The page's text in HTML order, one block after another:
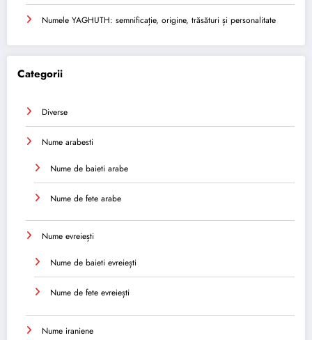
Numele YAGHUTH: semnificație, origine, trăsături și personalitate
Categorii
Diverse
Nume arabesti
Nume de baieti arabe
Nume de fete arabe
Nume evreiești
Nume de baieti evreiești
Nume de fete evreiești
Nume iraniene